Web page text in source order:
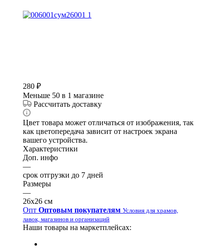
280 ₽
Меньше 50 в 1 магазине
Рассчитать доставку
Цвет товара может отличаться от изображения, так
как цветопередача зависит от настроек экрана
вашего устройства.
Характеристики
Доп. инфо
—
срок отгрузки до 7 дней
Размеры
—
26х26 см
Опт Оптовым покупателям Условия для храмов,
лавок, магазинов и организаций
Наши товары на маркетплейсах: